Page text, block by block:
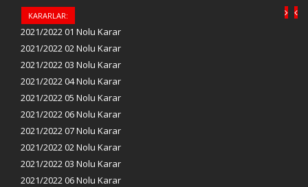
KARARLAR:
2021/2022 01 Nolu Karar
2021/2022 02 Nolu Karar
2021/2022 03 Nolu Karar
2021/2022 04 Nolu Karar
2021/2022 05 Nolu Karar
2021/2022 06 Nolu Karar
2021/2022 07 Nolu Karar
2021/2022 02 Nolu Karar
2021/2022 03 Nolu Karar
2021/2022 06 Nolu Karar